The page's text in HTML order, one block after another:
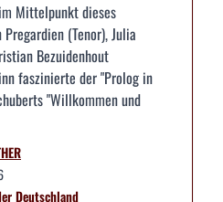
Mittelpunkt dieses
(Tenor), Julia
Bezuidenhout
faszinierte der "Prolog in
"Willkommen und
Deutschland